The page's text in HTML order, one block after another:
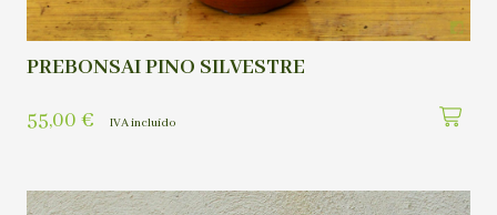
PREBONSAI PINO SILVESTRE
55,00 € IVA incluído